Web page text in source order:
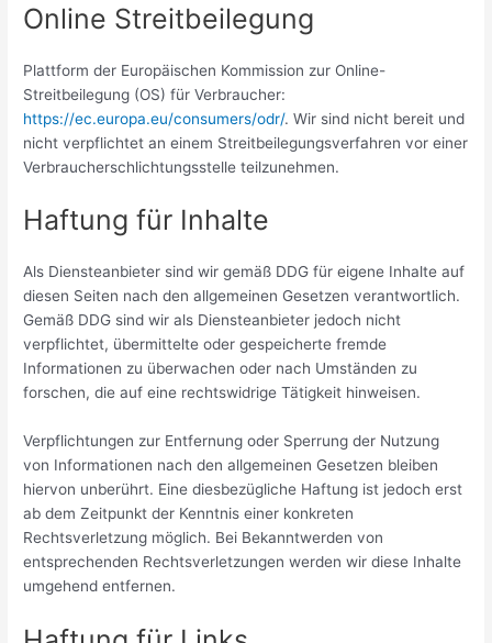
Online Streitbeilegung
Plattform der Europäischen Kommission zur Online-
Streitbeilegung (OS) für Verbraucher:
https://ec.europa.eu/consumers/odr/. Wir sind nicht bereit und
nicht verpflichtet an einem Streitbeilegungsverfahren vor einer
Verbraucherschlichtungsstelle teilzunehmen.
Haftung für Inhalte
Als Diensteanbieter sind wir gemäß DDG für eigene Inhalte auf
diesen Seiten nach den allgemeinen Gesetzen verantwortlich.
Gemäß DDG sind wir als Diensteanbieter jedoch nicht
verpflichtet, übermittelte oder gespeicherte fremde
Informationen zu überwachen oder nach Umständen zu
forschen, die auf eine rechtswidrige Tätigkeit hinweisen.
Verpflichtungen zur Entfernung oder Sperrung der Nutzung
von Informationen nach den allgemeinen Gesetzen bleiben
hiervon unberührt. Eine diesbezügliche Haftung ist jedoch erst
ab dem Zeitpunkt der Kenntnis einer konkreten
Rechtsverletzung möglich. Bei Bekanntwerden von
entsprechenden Rechtsverletzungen werden wir diese Inhalte
umgehend entfernen.